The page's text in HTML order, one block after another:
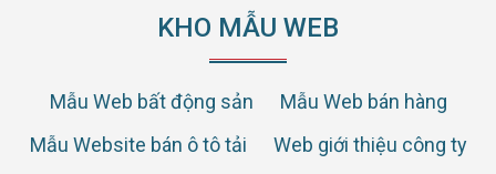
KHO MẪU WEB
Mẫu Web bất động sản
Mẫu Web bán hàng
Mẫu Website bán ô tô tải
Web giới thiệu công ty